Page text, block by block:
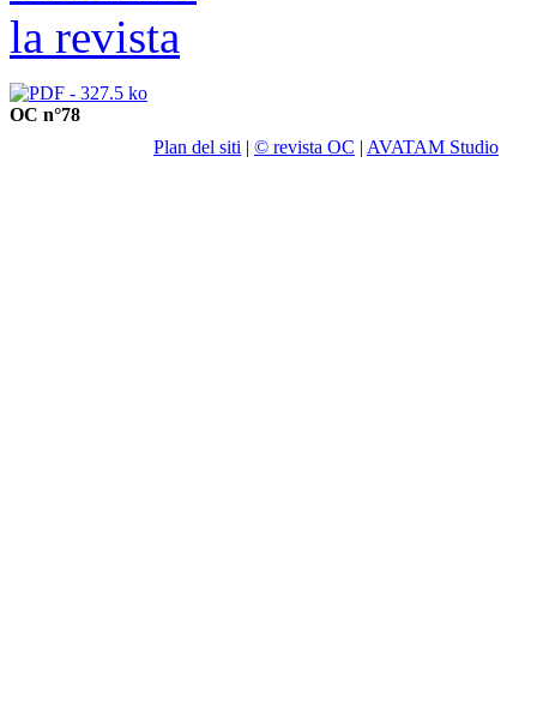
OC n°78
Plan del siti | © revista OC | AVATAM Studio